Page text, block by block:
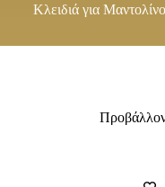
Κλειδιά για Μαντολίνο